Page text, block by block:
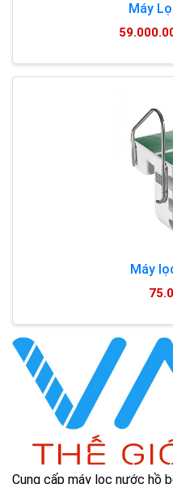
Máy
Máy
Cung cấp máy lọc nước hồ